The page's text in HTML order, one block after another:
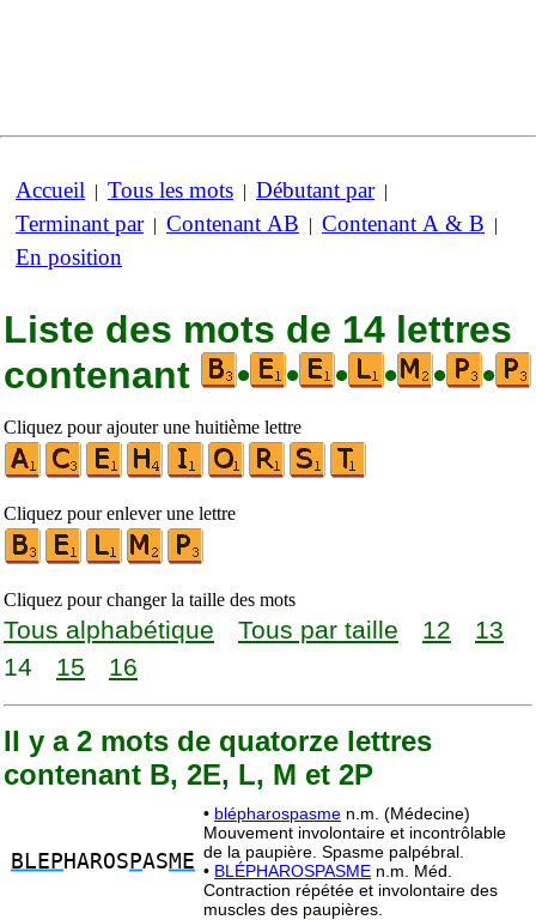
Accueil | Tous les mots | Débutant par|
Terminant par| Contenant AB | Contenant A & B |
En position
Liste des mots de 14 lettres
contenant
• • • • • •
Cliquez pour ajouter une huitième lettre
Cliquez pour enlever une lettre
Cliquez pour changer la taille des mots
Tous alphabétique Tous par taille 12
13
14
15 16
Il y a 2 mots de quatorze lettres
contenant B, 2E, L, M et 2P
BLEP HAROS PASME
• blépharospasme n.m. (Médecine)
Mouvement involontaire et incontrôlable
de la paupière. Spasme palpébral.
• BLÉPHAROSPASME n.m. Méd.
Contraction répétée et involontaire des
muscles des paupières.